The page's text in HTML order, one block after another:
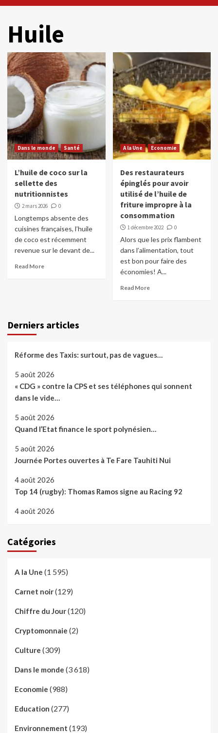
Huile
Dans le monde Santé
L’huile de coco sur la
sellette des
nutritionnistes
2 mars 2026 0
Longtemps absente des
cuisines françaises, l’huile
de coco est récemment
revenue sur le devant de...
Read More
A la Une Economie
Des restaurateurs
épinglés pour avoir
utilisé de l’huile de
friture impropre à la
consommation
1 décembre 2022 0
Alors que les prix flambent
dans l’alimentation, tout
est bon pour faire des
économies! A...
Read More
Derniers articles
Réforme des Taxis: surtout, pas de vagues…
5 août 2026
« CDG » contre la CPS et ses téléphones qui sonnent
dans le vide…
5 août 2026
Quand l’Etat finance le sport polynésien…
5 août 2026
Journée Portes ouvertes à Te Fare Tauhiti Nui
4 août 2026
Top 14 (rugby): Thomas Ramos signe au Racing 92
4 août 2026
Catégories
A la Une (1 595)
Carnet noir(129)
Chiffre du Jour(120)
Cryptomonnaie (2)
Culture (309)
Dans le monde (3 618)
Economie (988)
Education (277)
Environnement (193)